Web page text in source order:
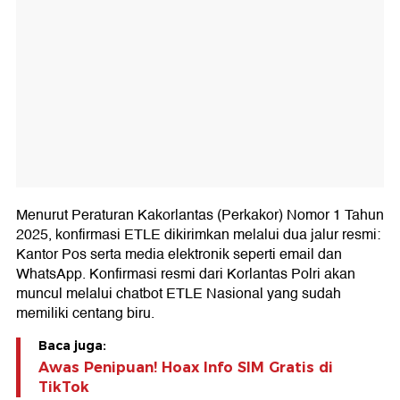
Menurut Peraturan Kakorlantas (Perkakor) Nomor 1 Tahun
2025, konfirmasi ETLE dikirimkan melalui dua jalur resmi:
Kantor Pos serta media elektronik seperti email dan
WhatsApp. Konfirmasi resmi dari Korlantas Polri akan
muncul melalui chatbot ETLE Nasional yang sudah
memiliki centang biru.
Baca juga:
Awas Penipuan! Hoax Info SIM Gratis di
TikTok